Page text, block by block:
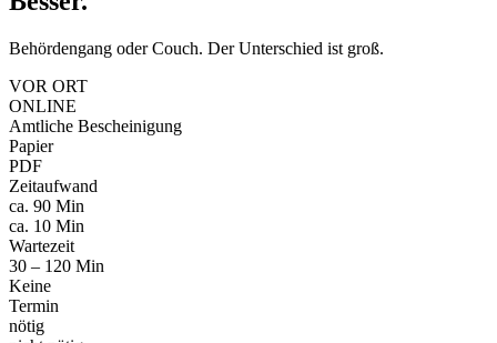
Behördengang oder Couch. Der Unterschied ist groß.
VOR ORT
ONLINE
Amtliche Bescheinigung
Papier
PDF
Zeitaufwand
ca. 90 Min
ca. 10 Min
Wartezeit
30 – 120 Min
Keine
Termin
nötig